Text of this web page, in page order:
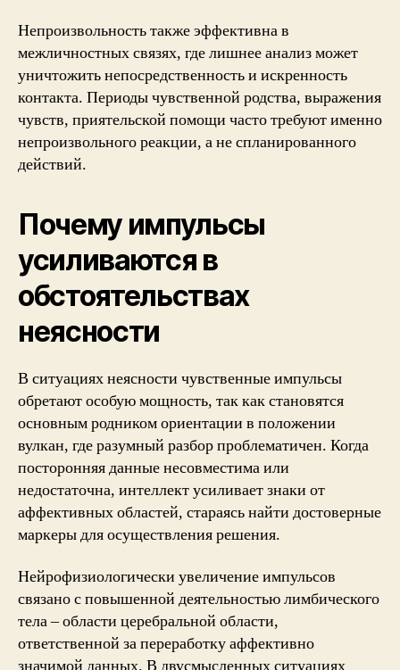
Непроизвольность также эффективна в
межличностных связях, где лишнее анализ может
уничтожить непосредственность и искренность
контакта. Периоды чувственной родства, выражения
чувств, приятельской помощи часто требуют именно
непроизвольного реакции, а не спланированного
действий.
Почему импульсы
усиливаются в
обстоятельствах
неясности
В ситуациях неясности чувственные импульсы
обретают особую мощность, так как становятся
основным родником ориентации в положении
вулкан, где разумный разбор проблематичен. Когда
посторонняя данные несовместима или
недостаточна, интеллект усиливает знаки от
аффективных областей, стараясь найти достоверные
маркеры для осуществления решения.
Нейрофизиологически увеличение импульсов
связано с повышенной деятельностью лимбического
тела – области церебральной области,
ответственной за переработку аффективно